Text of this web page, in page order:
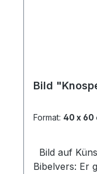
Bild
Format: 40 x 60
Bild auf
Bibelvers: Er